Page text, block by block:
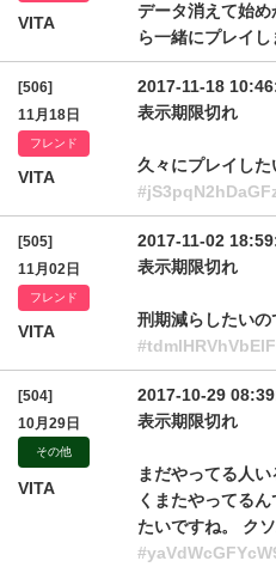
VITA
データ消えて始
ら一緒にプレイ
[506]
11月18日
フレンド
VITA
2017-11-18
表示期限切れ
久々にプレイし
[505]
11月02日
フレンド
VITA
2017-11-02
表示期限切れ
刑期減らしたい
#tdmlHRVhVbElF
[504]
10月29日
その他
VITA
2017-10-29
表示期限切れ
まだやってる人
くまたやってる
たいですね。 ク